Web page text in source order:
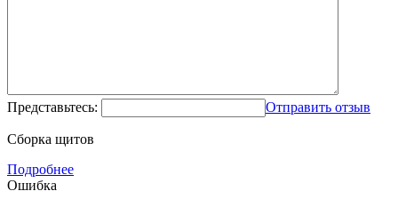
Представьтесь: Отправить отзыв
Сборка щитов
Подробнее
Ошибка